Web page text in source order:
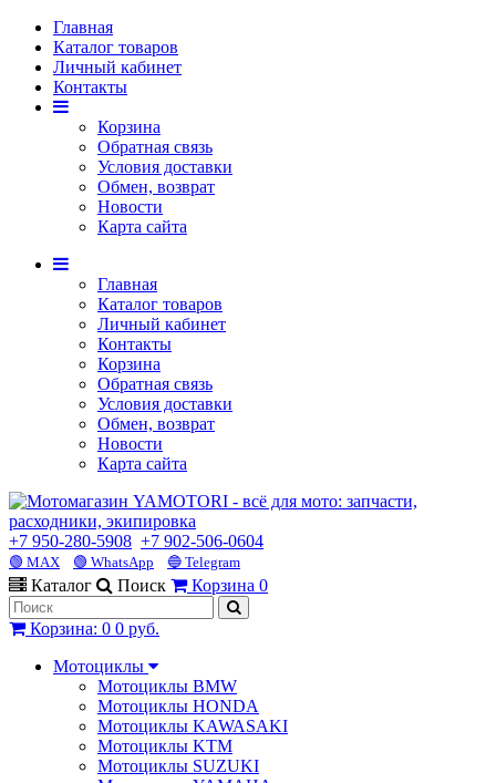
Главная
Каталог товаров
Личный кабинет
Контакты
Корзина
Обратная связь
Условия доставки
Обмен, возврат
Новости
Карта сайта
Главная
Каталог товаров
Личный кабинет
Контакты
Корзина
Обратная связь
Условия доставки
Обмен, возврат
Новости
Карта сайта
+7 950-280-5908 +7 902-506-0604
🟢 MAX 🟢 WhatsApp 🔵 Telegram
Каталог Поиск Корзина 0
Корзина: 0 0 руб.
Мотоциклы
Мотоциклы BMW
Мотоциклы HONDA
Мотоциклы KAWASAKI
Мотоциклы KTM
Мотоциклы SUZUKI